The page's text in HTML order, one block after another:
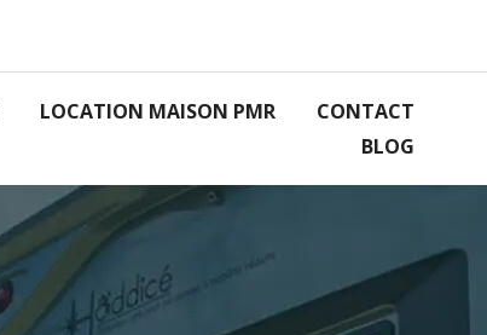
LOCATION MAISON PMR
CONTACT
BLOG